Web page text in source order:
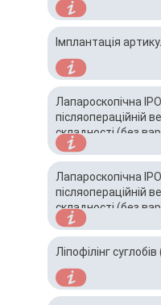
Імплантація
Лапароскопічна
післяопераційній
складності (без
Лапароскопічна
післяопераційній
складності (без
Ліпофілінг